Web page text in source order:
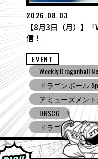
News」配
ェンズ
ジャンプ
ズ